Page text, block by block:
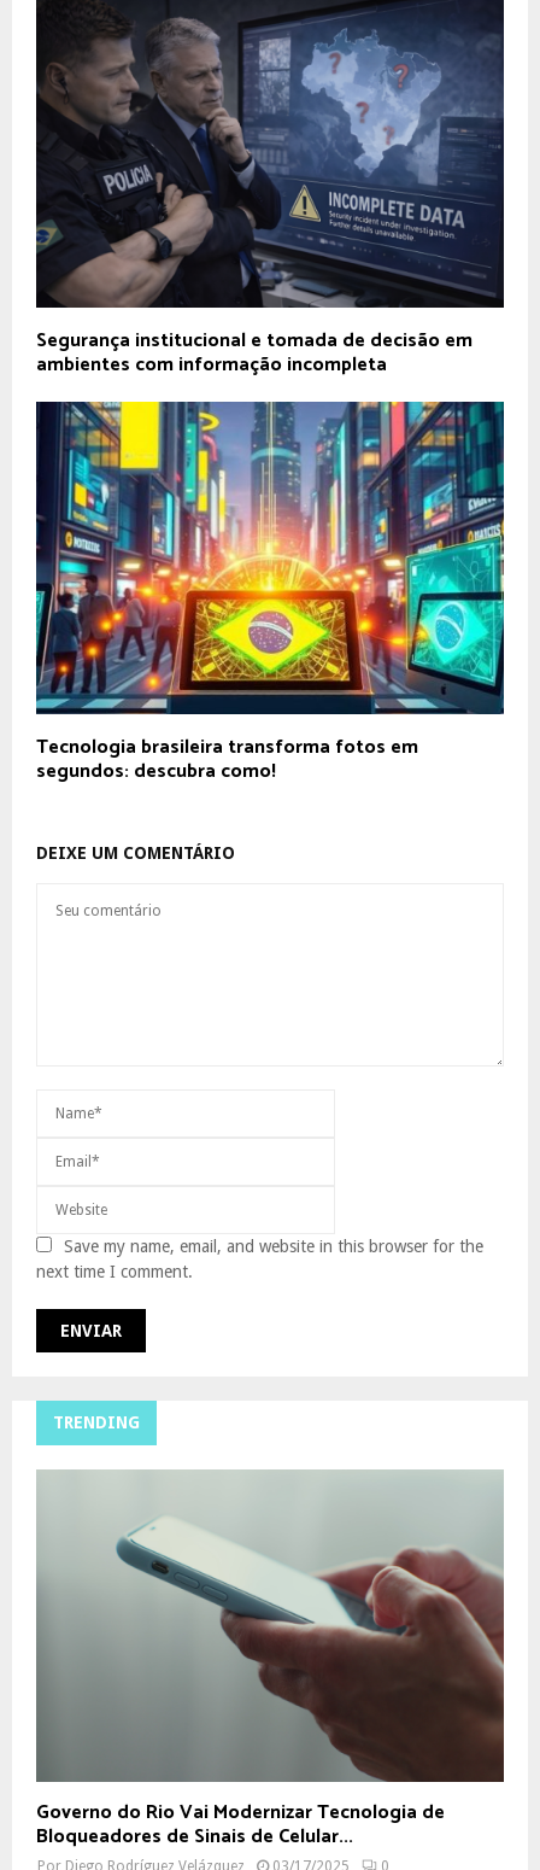
Segurança institucional e tomada de decisão em
ambientes com informação incompleta
Tecnologia brasileira transforma fotos em
segundos: descubra como!
DEIXE UM COMENTÁRIO
Save my name, email, and website in this browser for the
next time I comment.
TRENDING
Governo do Rio Vai Modernizar Tecnologia de
Bloqueadores de Sinais de Celular...
Por Diego Rodríguez Velázquez 03/17/2025 0